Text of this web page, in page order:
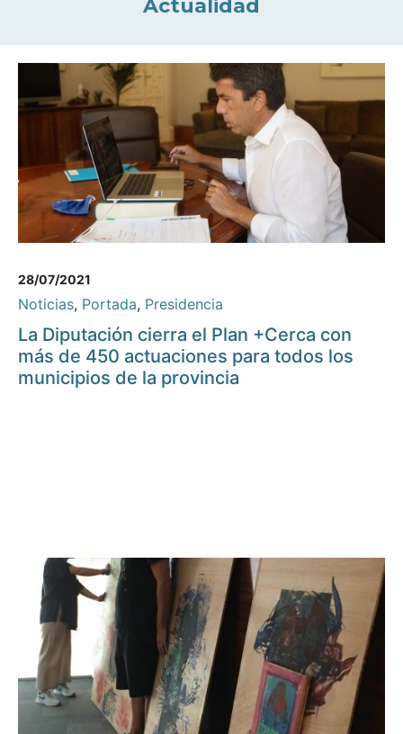
Actualidad
28/07/2021
Noticias, Portada, Presidencia
La Diputación cierra el Plan +Cerca con
más de 450 actuaciones para todos los
municipios de la provincia